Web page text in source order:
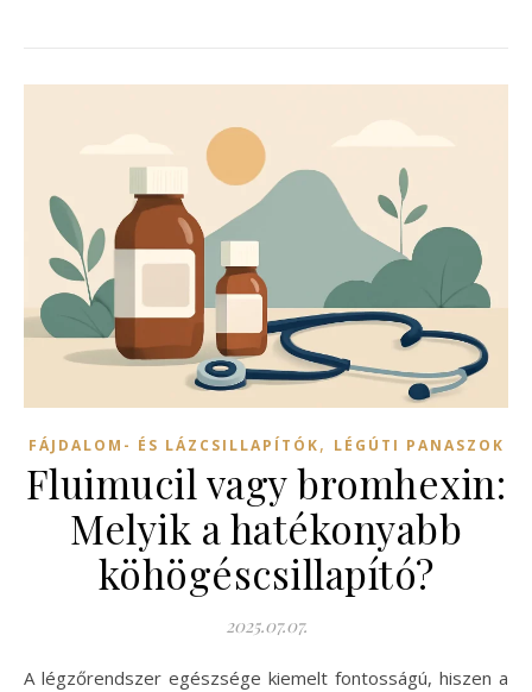
FÁJDALOM- ÉS LÁZCSILLAPÍTÓK, LÉGÚTI PANASZOK
Fluimucil vagy bromhexin:
Melyik a hatékonyabb
köhögéscsillapító?
2025.07.07.
A légzőrendszer egészsége kiemelt fontosságú, hiszen a